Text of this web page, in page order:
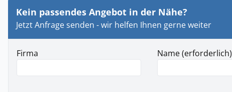
Kein passendes Angebot in der Nähe?
Jetzt Anfrage senden - wir helfen Ihnen gerne weiter
Firma Name (erforderlich)